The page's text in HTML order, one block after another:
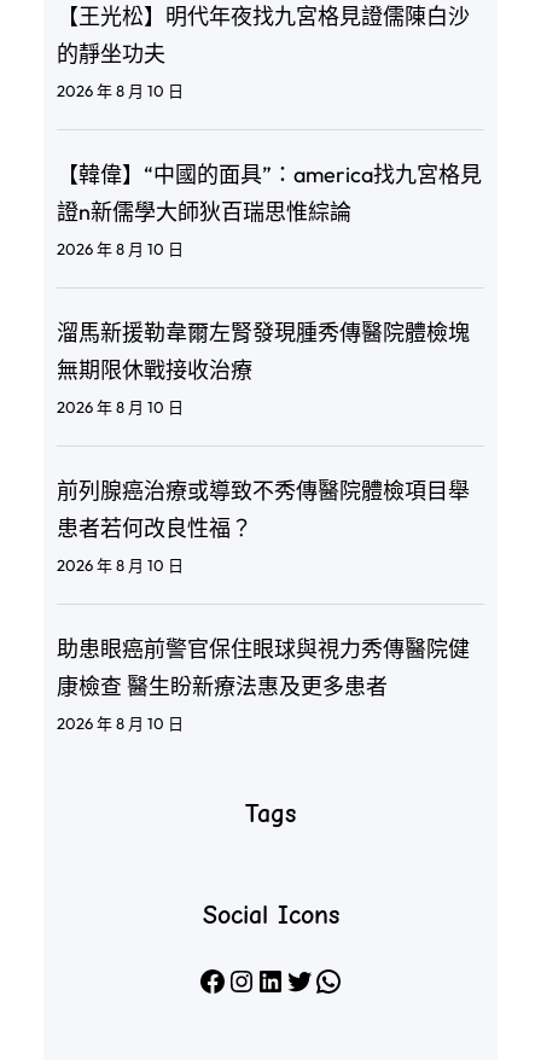
【王光松】明代年夜找九宮格見證儒陳白沙
的靜坐功夫
2026 年 8 月 10 日
【韓偉】“中國的面具”：america找九宮格見
證n新儒學大師狄百瑞思惟綜論
2026 年 8 月 10 日
溜馬新援勒韋爾左腎發現腫秀傳醫院體檢塊
無期限休戰接收治療
2026 年 8 月 10 日
前列腺癌治療或導致不秀傳醫院體檢項目舉
患者若何改良性福？
2026 年 8 月 10 日
助患眼癌前警官保住眼球與視力秀傳醫院健
康檢查 醫生盼新療法惠及更多患者
2026 年 8 月 10 日
Tags
Social Icons
Facebook Instagram LinkedIn X WhatsApp